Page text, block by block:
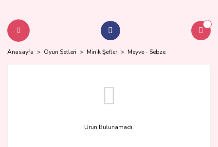
Anasayfa Oyun Setleri Minik Şefler Meyve - Sebze
Ürün Bulunamadı.